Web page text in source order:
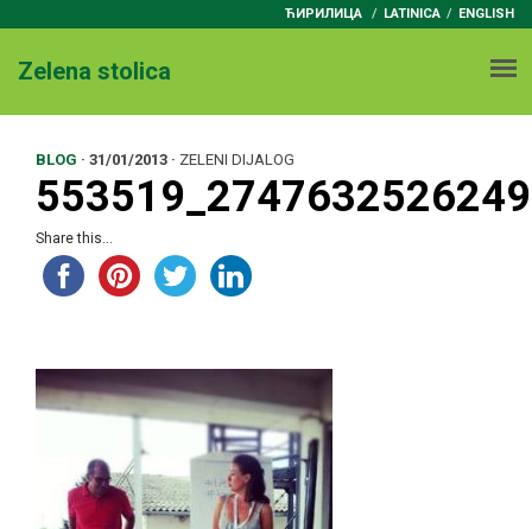
ЋИРИЛИЦА / LATINICA ENGLISH
Zelena stolica
BLOG · 31/01/2013 · ZELENI DIJALOG
Share this...